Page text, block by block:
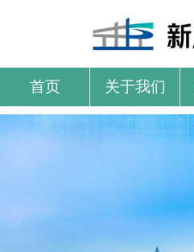
首页 关于我们